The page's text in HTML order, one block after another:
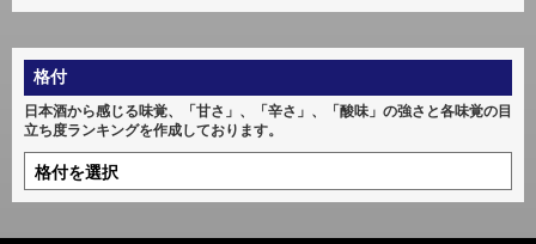
格付
日本酒から感じる味覚、「甘さ」、「辛さ」、「酸味」の強さと各味覚の目
立ち度ランキングを作成しております。